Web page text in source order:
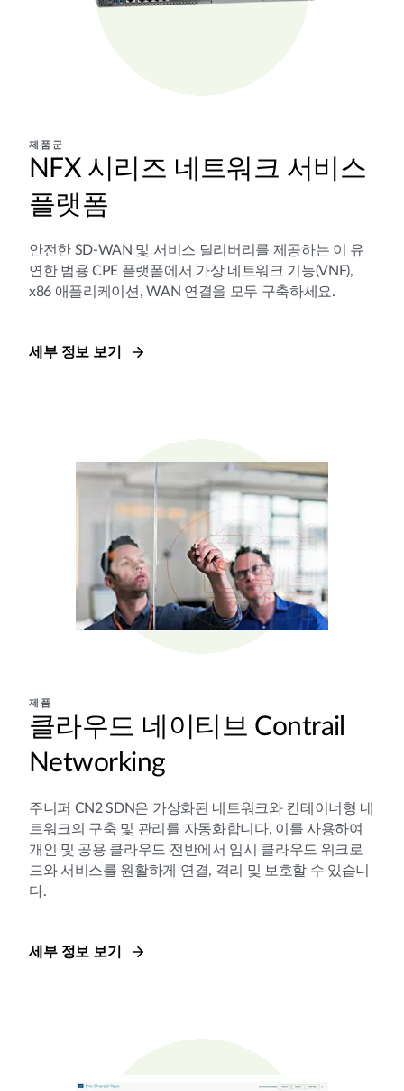
제품군
NFX 시리즈 네트워크 서비스
플랫폼
안전한 SD-WAN 및 서비스 딜리버리를 제공하는 이 유
연한 범용 CPE 플랫폼에서 가상 네트워크 기능(VNF),
x86 애플리케이션, WAN 연결을 모두 구축하세요.
세부 정보 보기
제품
클라우드 네이티브 Contrail
Networking
주니퍼 CN2 SDN은 가상화된 네트워크와 컨테이너형 네
트워크의 구축 및 관리를 자동화합니다. 이를 사용하여
개인 및 공용 클라우드 전반에서 임시 클라우드 워크로
드와 서비스를 원활하게 연결, 격리 및 보호할 수 있습니
다.
세부 정보 보기